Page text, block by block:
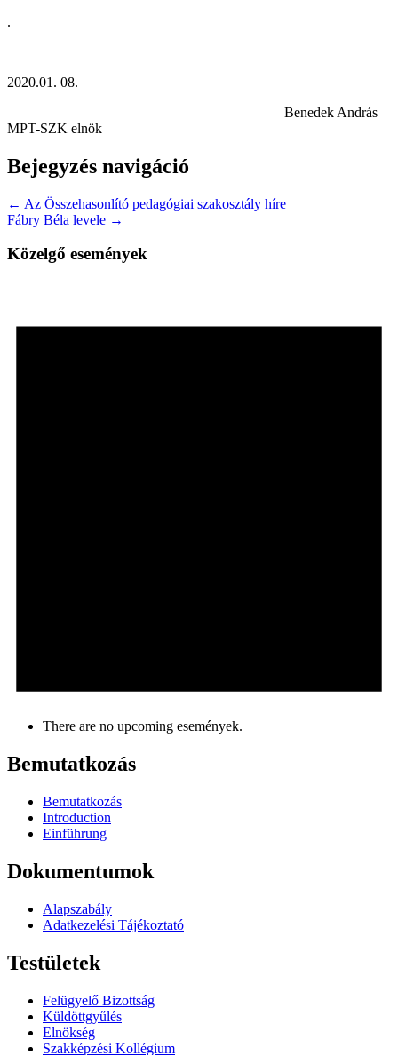
.
2020.01. 08.
Benedek András
MPT-SZK elnök
Bejegyzés navigáció
← Az Összehasonlító pedagógiai szakosztály híre
Fábry Béla levele →
Közelgő események
There are no upcoming események.
Bemutatkozás
Bemutatkozás
Introduction
Einführung
Dokumentumok
Alapszabály
Adatkezelési Tájékoztató
Testületek
Felügyelő Bizottság
Küldöttgyűlés
Elnökség
Szakképzési Kollégium